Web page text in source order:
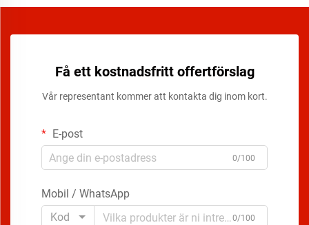
Få ett kostnadsfritt offertförslag
Vår representant kommer att kontakta dig inom kort.
E-post
0/100
Mobil / WhatsApp
Kod
0/100